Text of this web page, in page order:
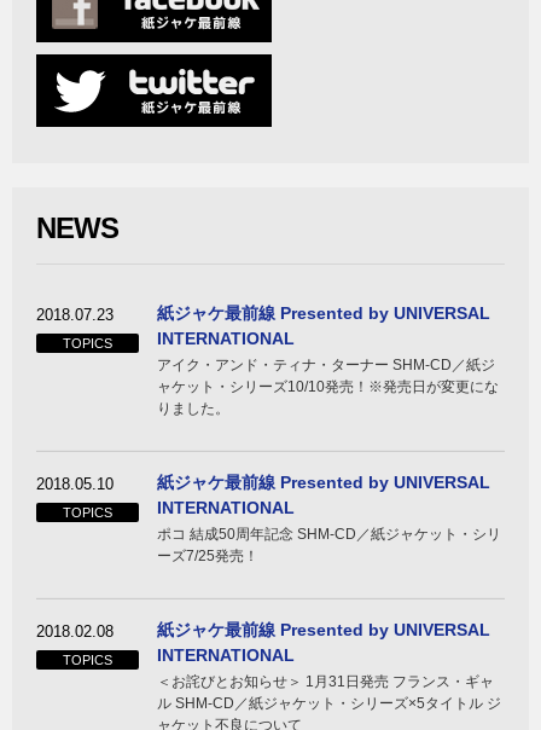
NEWS
2018.07.23
TOPICS
紙ジャケ最前線 Presented by UNIVERSAL
INTERNATIONAL
アイク・アンド・ティナ・ターナー SHM-CD／紙ジ
ャケット・シリーズ10/10発売！※発売日が変更にな
りました。
2018.05.10
TOPICS
紙ジャケ最前線 Presented by UNIVERSAL
INTERNATIONAL
ポコ 結成50周年記念 SHM-CD／紙ジャケット・シリ
ーズ7/25発売！
2018.02.08
TOPICS
紙ジャケ最前線 Presented by UNIVERSAL
INTERNATIONAL
＜お詫びとお知らせ＞ 1月31日発売 フランス・ギャ
ル SHM-CD／紙ジャケット・シリーズ×5タイトル ジ
ャケット不良について